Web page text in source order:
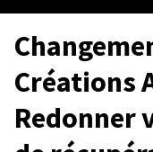
Créations
Redonner